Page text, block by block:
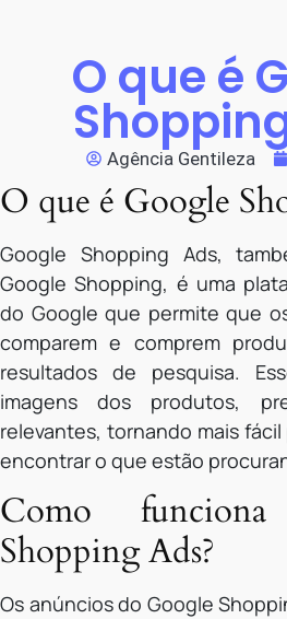
O que é
Agência Gentileza
O que é Google
Google Shopping Ads,
Google Shopping, é uma
do Google que permite que
comparem e comprem
resultados de pesquisa.
imagens dos produtos,
relevantes, tornando mais
encontrar o que estão
Como
Shopping Ads?
Os anúncios do Google